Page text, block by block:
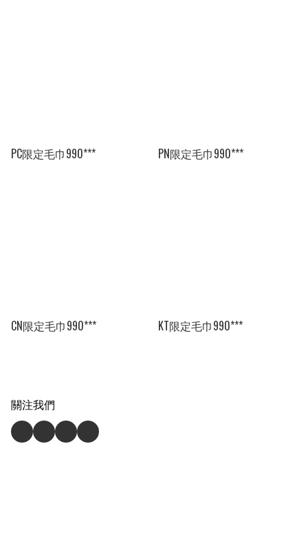
PC限定毛巾990*** PN限定毛巾990***
CN限定毛巾990*** KT限定毛巾990***
關注我們